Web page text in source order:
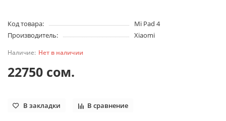
Код товара:
Mi Pad 4
Производитель:
Xiaomi
Нет в наличии
22750 сом.
В закладки В сравнение